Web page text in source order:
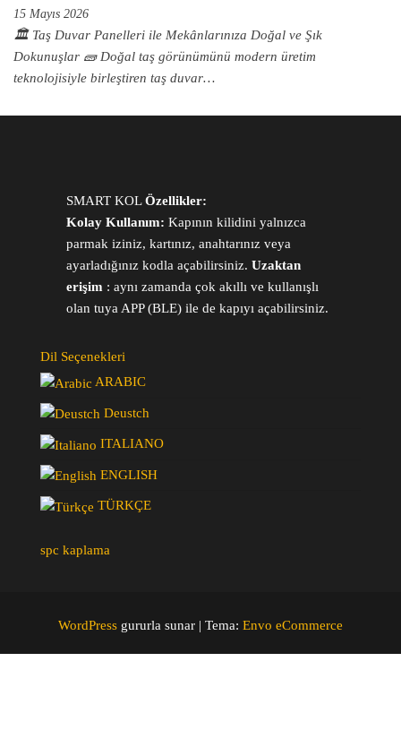
15 Mayıs 2026
🏛️ Taş Duvar Panelleri ile Mekânlarınıza Doğal ve Şık
Dokunuşlar 🧱 Doğal taş görünümünü modern üretim
teknolojisiyle birleştiren taş duvar…
SMART KOLÖzellikler:
Kolay Kullanım: Kapının kilidini yalnızca
parmak iziniz, kartınız, anahtarınız veya
ayarladığınız kodla açabilirsiniz. Uzaktan
erişim : aynı zamanda çok akıllı ve kullanışlı
olan tuya APP (BLE) ile de kapıyı açabilirsiniz.
Dil Seçenekleri
ARABIC
Deustch
ITALIANO
ENGLISH
TÜRKÇE
spc kaplama
WordPress gururla sunar | Tema: Envo eCommerce